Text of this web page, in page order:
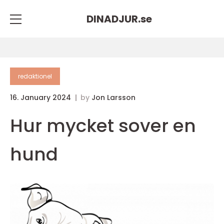
DINADJUR.se
redaktionel
16. January 2024 by Jon Larsson
Hur mycket sover en
hund